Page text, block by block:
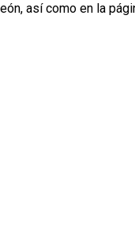
así como en la